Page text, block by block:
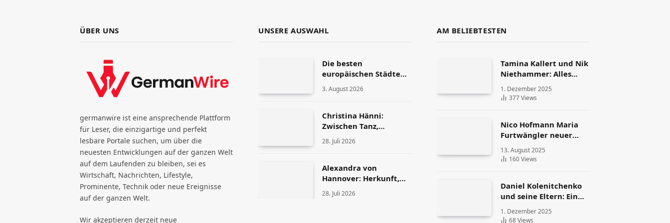
ÜBER UNS
germanwire ist eine ansprechende Plattform
für Leser, die einzigartige und perfekt
lesbare Portale suchen, um über die
neuesten Entwicklungen auf der ganzen Welt
auf dem Laufenden zu bleiben, sei es
Wirtschaft, Nachrichten, Lifestyle,
Prominente, Technik oder neue Ereignisse
auf der ganzen Welt.
Wir akzeptieren derzeit neue
UNSERE AUSWAHL
Die besten
europäischen Städte
Auslandspraktikum
3. August 2026
Christina Hänni:
Zwischen Tanz,
Fernsehen und
Persönlichkeit
28. Juli 2026
Alexandra von
Hannover: Herkunft,
Karriere und
Privatleben
28. Juli 2026
AM BELIEBTESTEN
Tamina Kallert und Nik
Niethammer: Alles
über die Scheidung
und ihr Leben danach
1. Dezember 2025
377Views
Nico Hofmann Maria
Furtwängler neuer
13. August 2025
160Views
Daniel Kolenitchenko
und seine Eltern: Ein
Blick auf Familie und
Herkunft
1. Dezember 2025
68Views